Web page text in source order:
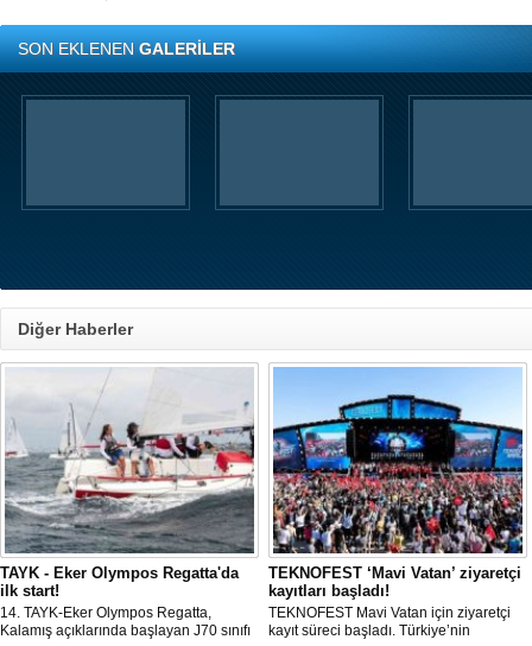
SON EKLENENGALERİLER
Diğer Haberler
TAYK - Eker Olympos Regatta'da
ilk start!
14. TAYK-Eker Olympos Regatta,
Kalamış açıklarında başlayan J70 sınıfı
TEKNOFEST ‘Mavi Vatan’ ziyaretçi
kayıtları başladı!
TEKNOFEST Mavi Vatan için ziyaretçi
kayıt süreci başladı. Türkiye’nin